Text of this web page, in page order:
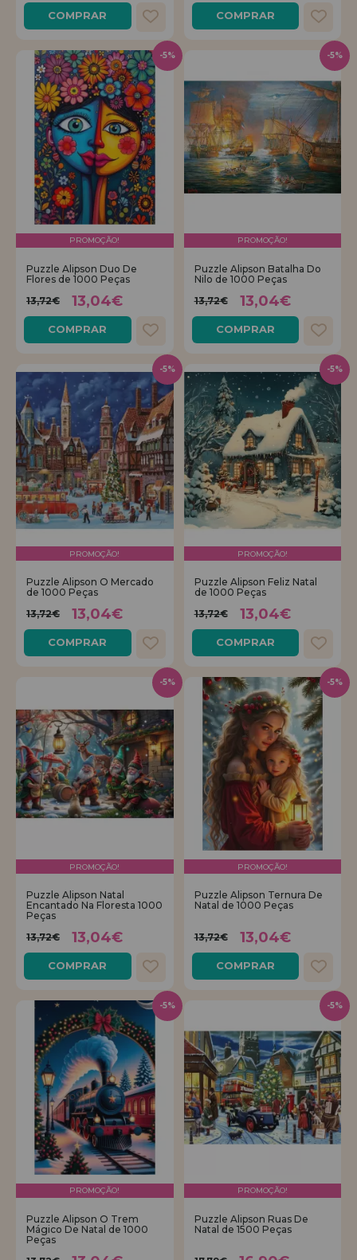
COMPRAR COMPRAR
PROMOÇÃO!
Puzzle Alipson Duo De
Flores de 1000 Peças
13,72€
13,04€
COMPRAR
-5%
PROMOÇÃO!
Puzzle Alipson Batalha Do
Nilo de 1000 Peças
13,72€
13,04€
COMPRAR
-5%
PROMOÇÃO!
Puzzle Alipson O Mercado
de 1000 Peças
13,72€
13,04€
COMPRAR
-5%
PROMOÇÃO!
Puzzle Alipson Feliz Natal
de 1000 Peças
13,72€
13,04€
COMPRAR
-5%
PROMOÇÃO!
Puzzle Alipson Natal
Encantado Na Floresta 1000
Peças
13,72€
13,04€
COMPRAR
-5%
PROMOÇÃO!
Puzzle Alipson Ternura De
Natal de 1000 Peças
13,72€ 13,04€
COMPRAR
-5%
PROMOÇÃO!
Puzzle Alipson O Trem
Mágico De Natal de 1000
Peças
-5%
PROMOÇÃO!
Puzzle Alipson Ruas De
Natal de 1500 Peças
-5%